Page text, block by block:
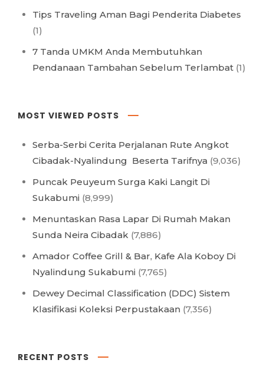
Tips Traveling Aman Bagi Penderita Diabetes
(1)
7 Tanda UMKM Anda Membutuhkan
Pendanaan Tambahan Sebelum Terlambat (1)
MOST VIEWED POSTS
Serba-Serbi Cerita Perjalanan Rute Angkot
Cibadak-Nyalindung Beserta Tarifnya (9,036)
Puncak Peuyeum Surga Kaki Langit Di
Sukabumi (8,999)
Menuntaskan Rasa Lapar Di Rumah Makan
Sunda Neira Cibadak (7,886)
Amador Coffee Grill & Bar, Kafe Ala Koboy Di
Nyalindung Sukabumi (7,765)
Dewey Decimal Classification (DDC) Sistem
Klasifikasi Koleksi Perpustakaan (7,356)
RECENT POSTS